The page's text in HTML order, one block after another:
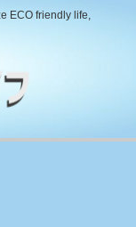
ECO friendly life,